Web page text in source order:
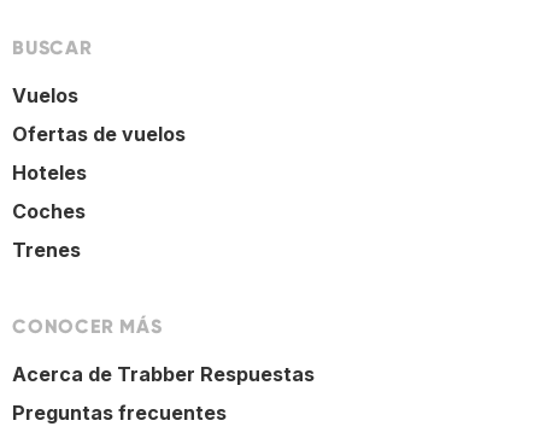
BUSCAR
Vuelos
Ofertas de vuelos
Hoteles
Coches
Trenes
CONOCER MÁS
Acerca de Trabber Respuestas
Preguntas frecuentes